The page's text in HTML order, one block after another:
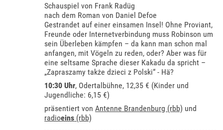
Schauspiel von Frank Radüg
nach dem Roman von Daniel Defoe
Gestrandet auf einer einsamen Insel! Ohne Proviant,
Freunde oder Internetverbindung muss Robinson um
sein Überleben kämpfen – da kann man schon mal
anfangen, mit Vögeln zu reden, oder? Aber was für
eine seltsame Sprache dieser Kakadu da spricht –
„Zapraszamy także dzieci z Polski“ - Hä?
10:30 Uhr, Odertalbühne, 12,35 € (Kinder und
Jugendliche: 6,15 €)
präsentiert vonAntenne Brandenburg (rbb) und
radioeins (rbb)